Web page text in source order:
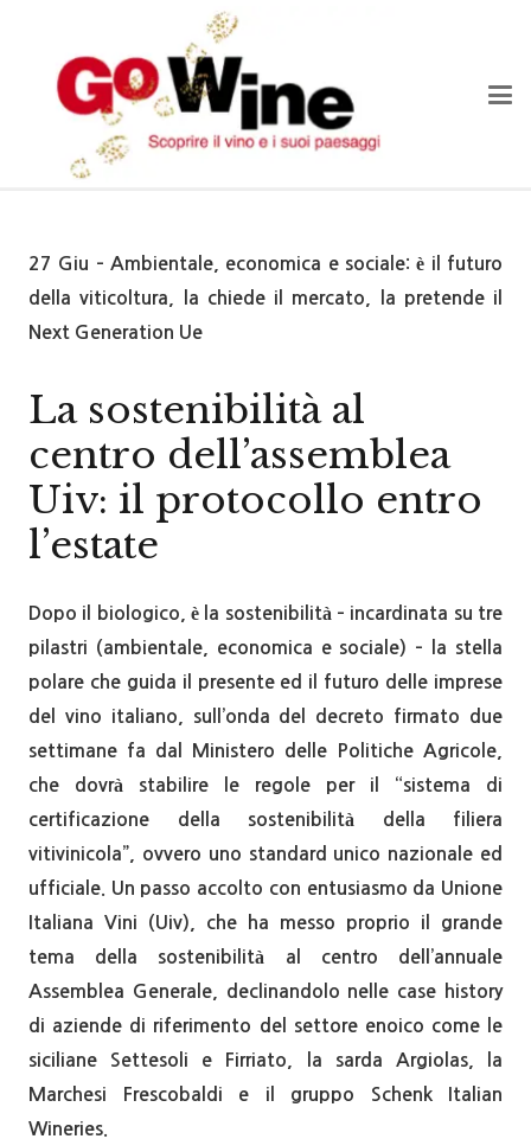
27 Giu – Ambientale, economica e sociale: è il futuro
della viticoltura, la chiede il mercato, la pretende il
Next Generation Ue
La sostenibilità al
centro dell’assemblea
Uiv: il protocollo entro
l’estate
Dopo il biologico, è la sostenibilità – incardinata su tre
pilastri (ambientale, economica e sociale) – la stella
polare che guida il presente ed il futuro delle imprese
del vino italiano, sull’onda del decreto firmato due
settimane fa dal Ministero delle Politiche Agricole,
che dovrà stabilire le regole per il “sistema di
certificazione della sostenibilità della filiera
vitivinicola”, ovvero uno standard unico nazionale ed
ufficiale. Un passo accolto con entusiasmo da Unione
Italiana Vini (Uiv), che ha messo proprio il grande
tema della sostenibilità al centro dell’annuale
Assemblea Generale, declinandolo nelle case history
di aziende di riferimento del settore enoico come le
siciliane Settesoli e Firriato, la sarda Argiolas, la
Marchesi Frescobaldi e il gruppo Schenk Italian
Wineries.